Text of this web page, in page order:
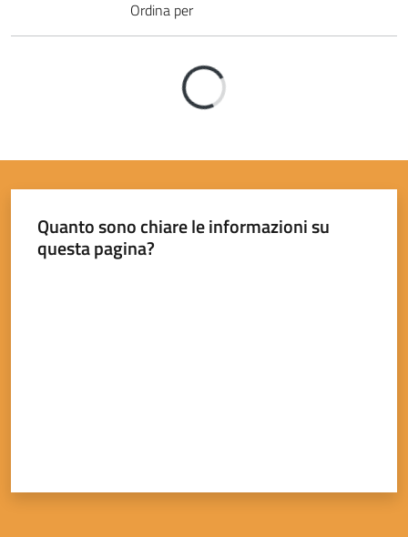
su
Ordina per
Caricamento
Quanto sono chiare le informazioni su
questa pagina?